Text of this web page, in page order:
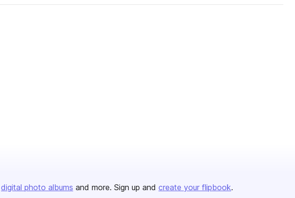
digital photo albums and more. Sign up and create your flipbook.